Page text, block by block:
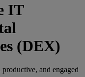
IT
(DEX)
and engaged